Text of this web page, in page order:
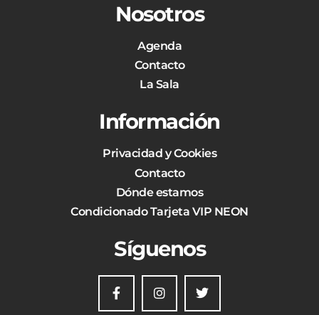
Nosotros
Agenda
Contacto
La Sala
Información
Privacidad y Cookies
Contacto
Dónde estamos
Condicionado Tarjeta VIP NEON
Síguenos